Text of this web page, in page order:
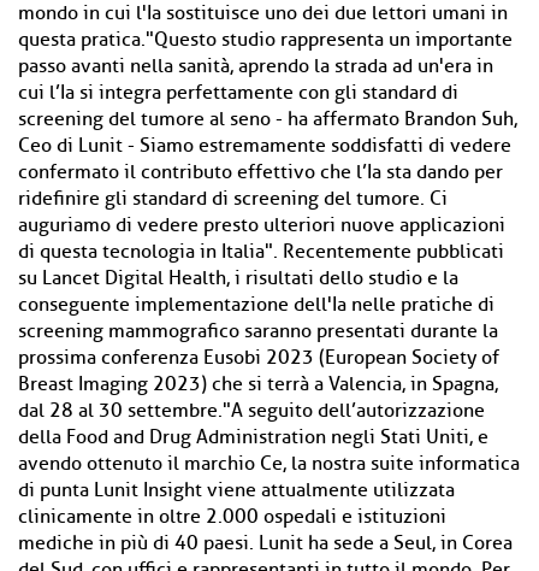
mondo in cui l'Ia sostituisce uno dei due lettori umani in
questa pratica."Questo studio rappresenta un importante
passo avanti nella sanità, aprendo la strada ad un'era in
cui l’Ia si integra perfettamente con gli standard di
screening del tumore al seno - ha affermato Brandon Suh,
Ceo di Lunit - Siamo estremamente soddisfatti di vedere
confermato il contributo effettivo che l’Ia sta dando per
ridefinire gli standard di screening del tumore. Ci
auguriamo di vedere presto ulteriori nuove applicazioni
di questa tecnologia in Italia". Recentemente pubblicati
su Lancet Digital Health, i risultati dello studio e la
conseguente implementazione dell'Ia nelle pratiche di
screening mammografico saranno presentati durante la
prossima conferenza Eusobi 2023 (European Society of
Breast Imaging 2023) che si terrà a Valencia, in Spagna,
dal 28 al 30 settembre."A seguito dell’autorizzazione
della Food and Drug Administration negli Stati Uniti, e
avendo ottenuto il marchio Ce, la nostra suite informatica
di punta Lunit Insight viene attualmente utilizzata
clinicamente in oltre 2.000 ospedali e istituzioni
mediche in più di 40 paesi. Lunit ha sede a Seul, in Corea